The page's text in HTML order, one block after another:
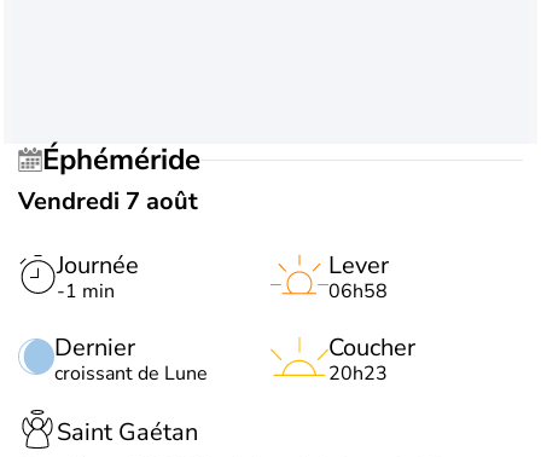
Éphéméride
Vendredi 7 août
Journée
-1 min
Dernier
croissant de Lune
Lever
06h58
Coucher
20h23
Saint Gaétan